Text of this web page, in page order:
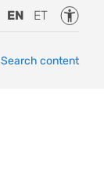
EN ET
Search content